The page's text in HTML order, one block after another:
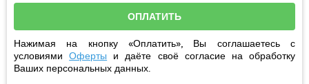
Нажимая на кнопку «Оплатить», Вы соглашаетесь с
условиямиОферты и даёте своё согласиена обработку
Ваших персональных данных.